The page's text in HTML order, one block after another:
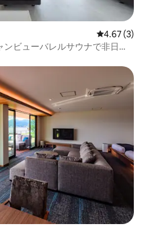
レビュー3
4.67 (3)
ンビューバレルサウナで非日常